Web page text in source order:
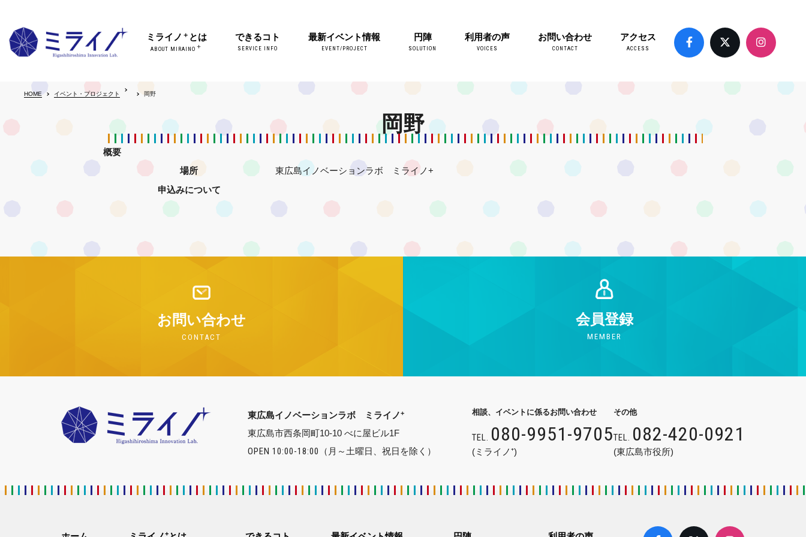
ミライノ ＋ とは
ABOUT MIRAINO ＋
できるコト
SERVICE INFO
最新イベント情報
EVENT/PROJECT
円陣
SOLUTION
利用者の声
VOICES
お問い合わせ
CONTACT
アクセス
ACCESS
HOME イベント・プロジェクト 岡野
岡野
概要
場所
東広島イノベーションラボ ミライノ+
申込みについて
お問い合わせ
CONTACT
会員登録
MEMBER
東広島イノベーションラボ ミライノ+
東広島市西条岡町10-10 べに屋ビル1F
OPEN 10:00-18:00 （月～土曜日、祝日を除く）
相談、イベントに係るお問い合わせ
TEL. 080-9951-9705
(ミライノ⁺)
その他
TEL. 082-420-0921
(東広島市役所)
+